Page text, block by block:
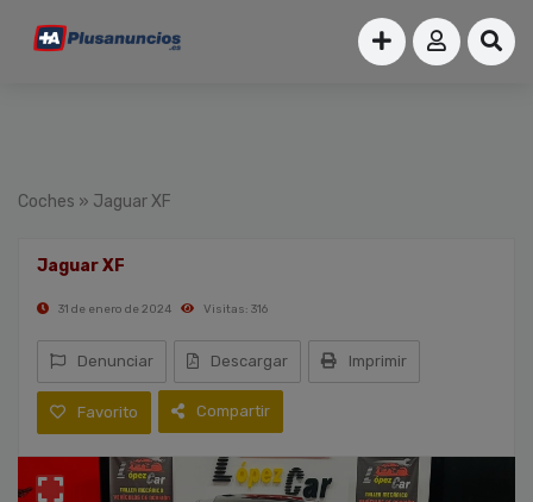
Coches » Jaguar XF
Jaguar XF
31 de enero de 2024 Visitas: 316
Denunciar Descargar Imprimir
Favorito Compartir